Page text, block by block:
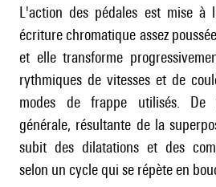
L'action des pédales est mise à
écriture chromatique assez
et elle transforme
rythmiques de vitesses et de
modes de frappe utilisés. De
générale, résultante de la
subit des dilatations et des
selon un cycle qui se répète en